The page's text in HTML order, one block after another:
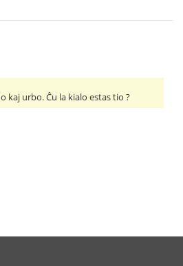
kaj urbo. Ĉu la kialo estas tio ?